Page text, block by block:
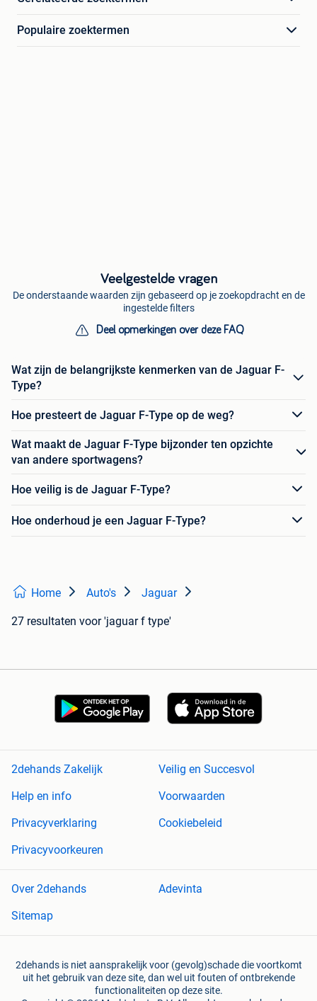
Populaire zoektermen
Veelgestelde vragen
De onderstaande waarden zijn gebaseerd op je zoekopdracht en de
ingestelde filters
Deel opmerkingen over deze FAQ
Wat zijn de belangrijkste kenmerken van de Jaguar F-
Type?
Hoe presteert de Jaguar F-Type op de weg?
Wat maakt de Jaguar F-Type bijzonder ten opzichte
van andere sportwagens?
Hoe veilig is de Jaguar F-Type?
Hoe onderhoud je een Jaguar F-Type?
Home Auto's Jaguar
27 resultaten voor 'jaguar f type'
2dehands Zakelijk
Veilig en Succesvol
Help en info
Voorwaarden
Privacyverklaring
Cookiebeleid
Privacyvoorkeuren
Over 2dehands
Adevinta
Sitemap
2dehands is niet aansprakelijk voor (gevolg)schade die voortkomt
uit het gebruik van deze site, dan wel uit fouten of ontbrekende
functionaliteiten op deze site.